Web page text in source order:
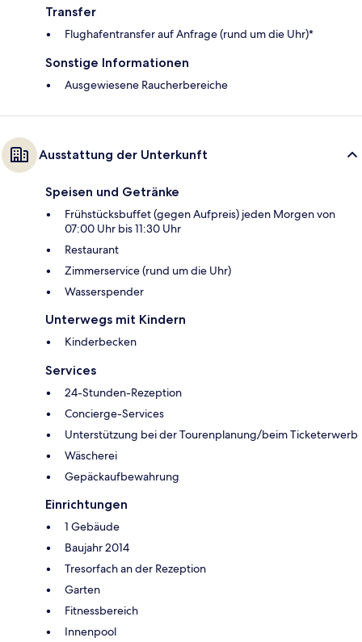
Transfer
Flughafentransfer auf Anfrage (rund um die Uhr)*
Sonstige Informationen
Ausgewiesene Raucherbereiche
Ausstattung der Unterkunft
Speisen und Getränke
Frühstücksbuffet (gegen Aufpreis) jeden Morgen von
07:00 Uhr bis 11:30 Uhr
Restaurant
Zimmerservice (rund um die Uhr)
Wasserspender
Unterwegs mit Kindern
Kinderbecken
Services
24-Stunden-Rezeption
Concierge-Services
Unterstützung bei der Tourenplanung/beim Ticketerwerb
Wäscherei
Gepäckaufbewahrung
Einrichtungen
1 Gebäude
Baujahr 2014
Tresorfach an der Rezeption
Garten
Fitnessbereich
Innenpool